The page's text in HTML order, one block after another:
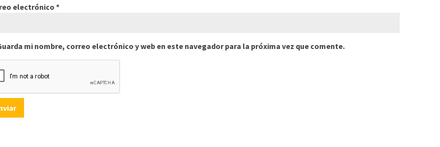
electrónico *
mi nombre, correo electrónico y web en este navegador para la próxima vez que comente.